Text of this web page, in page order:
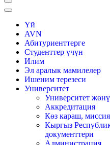
Навигация
менюсу
Үй
AVN
Абитуриенттерге
Студенттер үчүн
Илим
Эл аралык мамилелер
Ишеним терезеси
Университет
Университет
Аккредитация
Көз караш, миссия
Кыргыз
документтери
Администрация